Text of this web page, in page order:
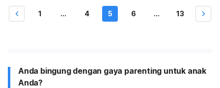
1 ... 4 5 6 ... 13
Anda bingung dengan gaya parenting untuk anak
Anda?